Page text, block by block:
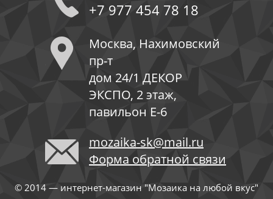
+7 977 454 78 18
Москва, Нахимовский
пр-т
дом 24/1 ДЕКОР
ЭКСПО, 2 этаж,
павильон Е-6
mozaika-sk@mail.ru
Форма обратной связи
© 2014 — интернет-магазин "Мозаика на любой вкус"